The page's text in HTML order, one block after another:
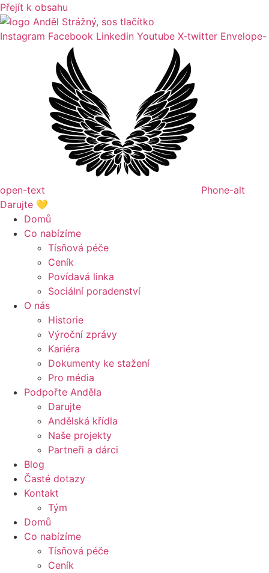
Přejít k obsahu
Instagram Facebook Linkedin Youtube X-twitter Envelope-
open-text
Phone-alt
Darujte 💛
Domů
Co nabízíme
Tísňová péče
Ceník
Povídavá linka
Sociální poradenství
O nás
Historie
Výroční zprávy
Kariéra
Dokumenty ke stažení
Pro média
Podpořte Anděla
Darujte
Andělská křídla
Naše projekty
Partneři a dárci
Blog
Časté dotazy
Kontakt
Tým
Domů
Co nabízíme
Tísňová péče
Ceník